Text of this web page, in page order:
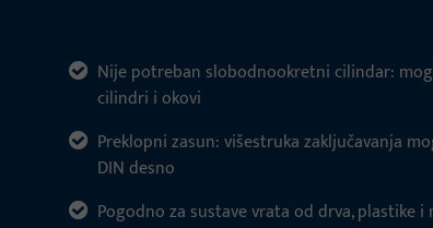
Nije potreban slobodnookretni cilindar:
cilindri i okovi
Preklopni zasun: višestruka zaključavanja
DIN desno
Pogodno za sustave vrata od drva, plastike i